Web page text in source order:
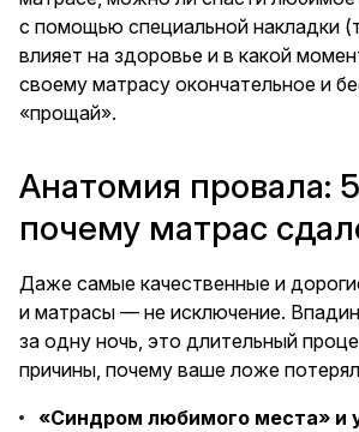
с помощью специальной накладки
влияет на здоровье и в какой
своему матрасу окончательное и
«прощай».
Анатомия провала:
почему матрас
Даже самые качественные и
и матрасы — не исключение.
за одну ночь, это длительный
причины, почему ваше ложе
«Синдром любимого места» и